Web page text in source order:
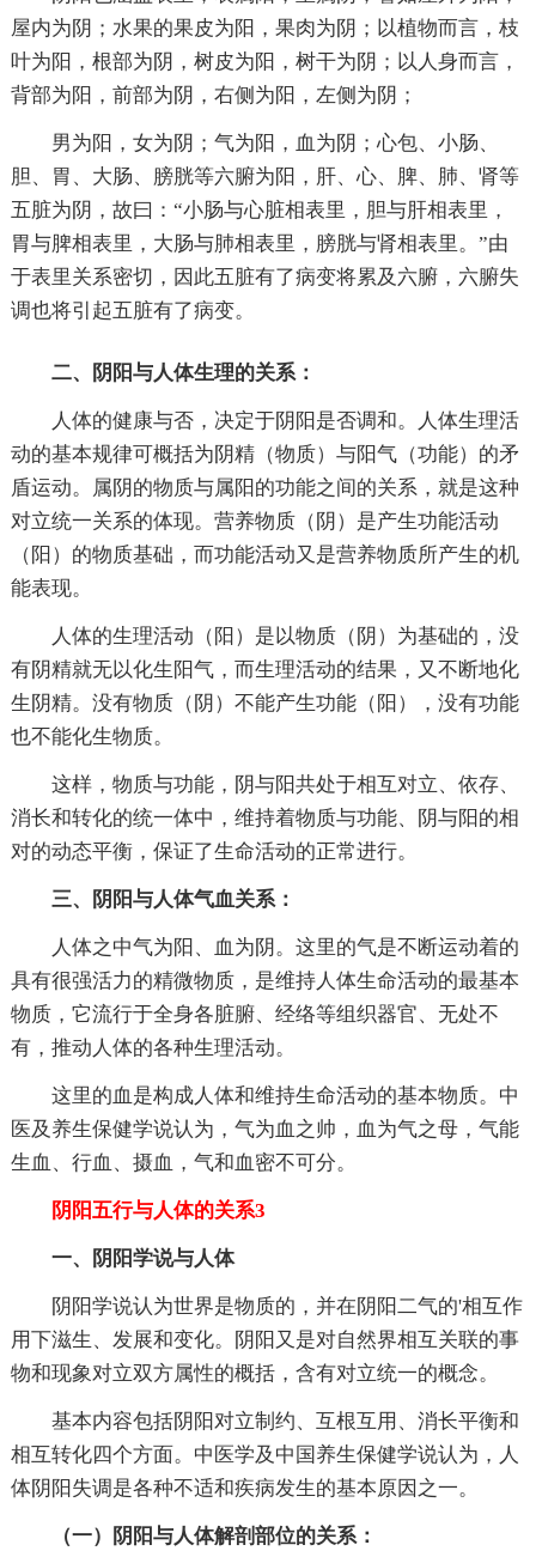
屋内为阴；水果的果皮为阳，果肉为阴；以植物而言，枝
叶为阳，根部为阴，树皮为阳，树干为阴；以人身而言，
背部为阳，前部为阴，右侧为阳，左侧为阴；
男为阳，女为阴；气为阳，血为阴；心包、小肠、
胆、胃、大肠、膀胱等六腑为阳，肝、心、脾、肺、肾等
五脏为阴，故曰：“小肠与心脏相表里，胆与肝相表里，
胃与脾相表里，大肠与肺相表里，膀胱与肾相表里。”由
于表里关系密切，因此五脏有了病变将累及六腑，六腑失
调也将引起五脏有了病变。
二、阴阳与人体生理的关系：
人体的健康与否，决定于阴阳是否调和。人体生理活
动的基本规律可概括为阴精（物质）与阳气（功能）的矛
盾运动。属阴的物质与属阳的功能之间的关系，就是这种
对立统一关系的体现。营养物质（阴）是产生功能活动
（阳）的物质基础，而功能活动又是营养物质所产生的机
能表现。
人体的生理活动（阳）是以物质（阴）为基础的，没
有阴精就无以化生阳气，而生理活动的结果，又不断地化
生阴精。没有物质（阴）不能产生功能（阳），没有功能
也不能化生物质。
这样，物质与功能，阴与阳共处于相互对立、依存、
消长和转化的统一体中，维持着物质与功能、阴与阳的相
对的动态平衡，保证了生命活动的正常进行。
三、阴阳与人体气血关系：
人体之中气为阳、血为阴。这里的气是不断运动着的
具有很强活力的精微物质，是维持人体生命活动的最基本
物质，它流行于全身各脏腑、经络等组织器官、无处不
有，推动人体的各种生理活动。
这里的血是构成人体和维持生命活动的基本物质。中
医及养生保健学说认为，气为血之帅，血为气之母，气能
生血、行血、摄血，气和血密不可分。
阴阳五行与人体的关系3
一、阴阳学说与人体
阴阳学说认为世界是物质的，并在阴阳二气的'相互作
用下滋生、发展和变化。阴阳又是对自然界相互关联的事
物和现象对立双方属性的概括，含有对立统一的概念。
基本内容包括阴阳对立制约、互根互用、消长平衡和
相互转化四个方面。中医学及中国养生保健学说认为，人
体阴阳失调是各种不适和疾病发生的基本原因之一。
（一）阴阳与人体解剖部位的关系：